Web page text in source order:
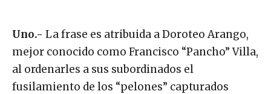
Uno.- La frase es atribuida a Doroteo Arango,
mejor conocido como Francisco “Pancho” Villa,
al ordenarles a sus subordinados el
fusilamiento de los “pelones” capturados